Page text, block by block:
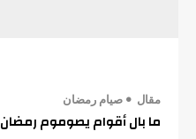
مقال صيام رمضان
ما بال أقوام يصوموم رمضان